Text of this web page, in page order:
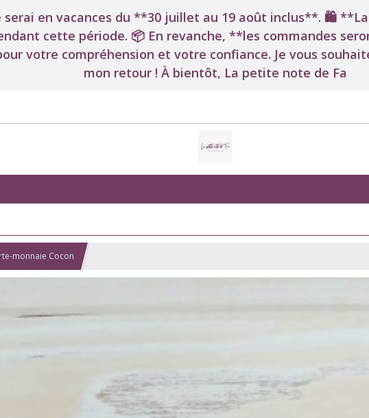
serai en vacances du **30 juillet au 19 août inclus**. 🛍️
cette période. 📦 En revanche, **les commandes
votre compréhension et votre confiance. Je vous
mon retour ! À bientôt, La petite note de Fa
monnaie Cocon